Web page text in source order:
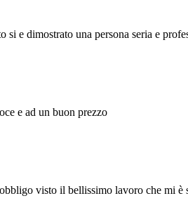
si e dimostrato una persona seria e
e ad un buon prezzo
visto il bellissimo lavoro che mi è